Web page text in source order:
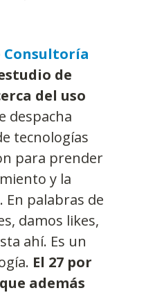
Consultoría
de
del uso
despacha
tecnologías
para prender
y la
En palabras de
damos likes,
ahí. Es un
El 27 por
además